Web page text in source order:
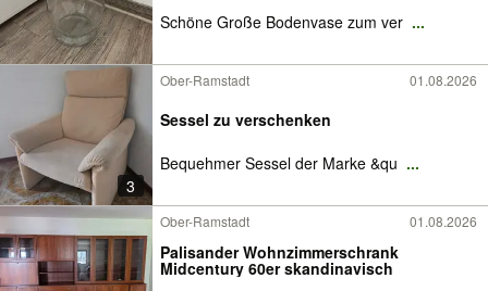
Schöne Große Bodenvase zum ver ...
3
Ober-Ramstadt 01.08.2026
Sessel zu verschenken
Bequehmer Sessel der Marke &qu ...
Ober-Ramstadt 01.08.2026
Palisander Wohnzimmerschrank
Midcentury 60er skandinavisch